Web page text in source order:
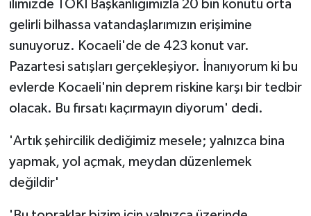
ilimizde TOKİ Başkanlığımızla 20 bin konutu orta
gelirli bilhassa vatandaşlarımızın erişimine
sunuyoruz. Kocaeli'de de 423 konut var.
Pazartesi satışları gerçekleşiyor. İnanıyorum ki bu
evlerde Kocaeli'nin deprem riskine karşı bir tedbir
olacak. Bu fırsatı kaçırmayın diyorum' dedi.
'Artık şehircilik dediğimiz mesele; yalnızca bina
yapmak, yol açmak, meydan düzenlemek
değildir'